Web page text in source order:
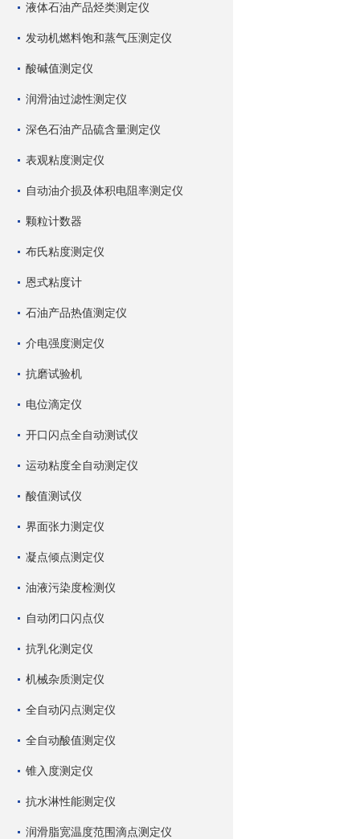
液体石油产品烃类测定仪
发动机燃料饱和蒸气压测定仪
酸碱值测定仪
润滑油过滤性测定仪
深色石油产品硫含量测定仪
表观粘度测定仪
自动油介损及体积电阻率测定仪
颗粒计数器
布氏粘度测定仪
恩式粘度计
石油产品热值测定仪
介电强度测定仪
抗磨试验机
电位滴定仪
开口闪点全自动测试仪
运动粘度全自动测定仪
酸值测试仪
界面张力测定仪
凝点倾点测定仪
油液污染度检测仪
自动闭口闪点仪
抗乳化测定仪
机械杂质测定仪
全自动闪点测定仪
全自动酸值测定仪
锥入度测定仪
抗水淋性能测定仪
润滑脂宽温度范围滴点测定仪